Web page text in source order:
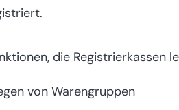
die Registrierkassen
von Warengruppen